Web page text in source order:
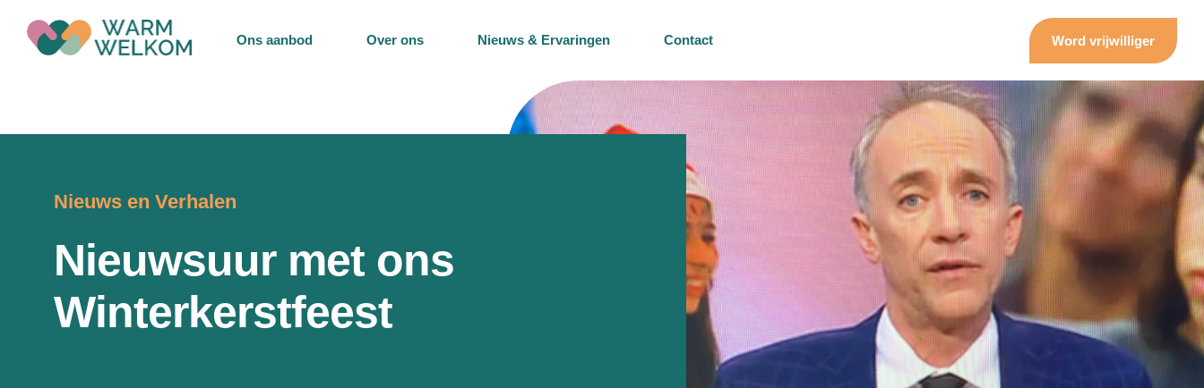
Ons aanbod Over ons Nieuws & Ervaringen Contact Word vrijwilliger
Nieuws en Verhalen
Nieuwsuur met ons
Winterkerstfeest